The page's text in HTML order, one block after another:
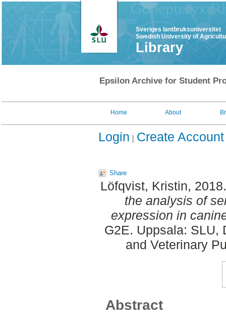
Sveriges lantbruksuniversitet
Swedish University of
Library
Epsilon Archive for Student
Home About
Login Create Account
Share
Löfqvist, Kristin,
the analysis of
expression in
G2E. Uppsala: SLU,
and Veterinary
Abstract